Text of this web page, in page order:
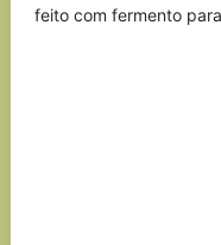
feito com fermento